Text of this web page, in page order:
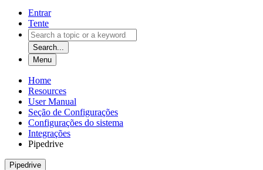
Entrar
Tente
Search...
Menu
Home
Resources
User Manual
Seção de Configurações
Configurações do sistema
Integrações
Pipedrive
Pipedrive